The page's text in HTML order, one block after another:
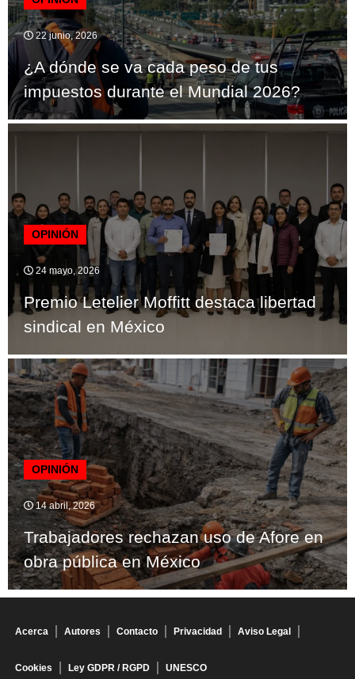
22 junio, 2026
¿A dónde se va cada peso de tus
impuestos durante el Mundial 2026?
OPINIÓN
24 mayo, 2026
Premio Letelier Moffitt destaca libertad
sindical en México
OPINIÓN
14 abril, 2026
Trabajadores rechazan uso de Afore en
obra pública en México
Acerca Autores Contacto Privacidad Aviso Legal
Cookies Ley GDPR / RGPD UNESCO